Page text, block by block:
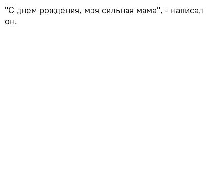
"С днем рождения, моя сильная мама", - написал
он.